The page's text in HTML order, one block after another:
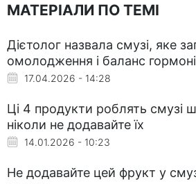
МАТЕРІАЛИ ПО ТЕМІ
Дієтолог назвала смузі, яке
омолодження і баланс
17.04.2026 - 14:28
Ці 4 продукти роблять смузі
ніколи не додавайте їх
14.01.2026 - 10:23
Не додавайте цей фрукт у